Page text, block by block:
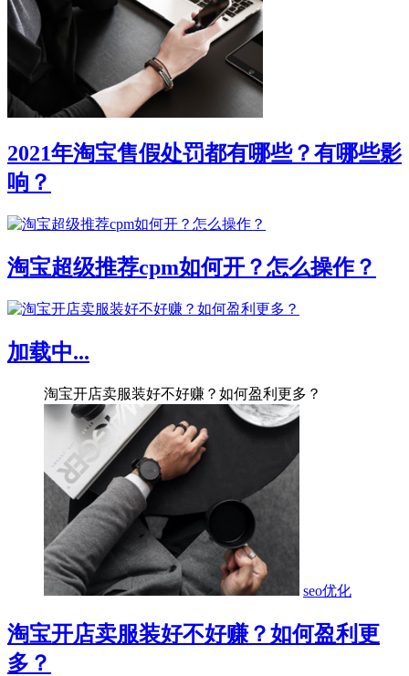
2021年淘宝售假处罚都有哪些？有哪些影
响？
淘宝超级推荐cpm如何开？怎么操作？
加载中...
淘宝开店卖服装好不好赚？如何盈利更多？
seo优化
淘宝开店卖服装好不好赚？如何盈利更
多？